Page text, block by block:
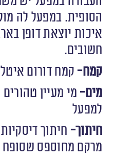
הסופית. במפעל לה
איכות יוצאת דופן
חשובים.
קמח- קמח דורום
מים- מי מעיין
למפעל
חיתוך- חיתוך
מרקם מחוספס